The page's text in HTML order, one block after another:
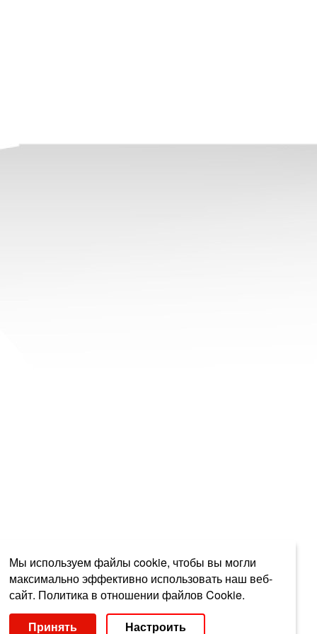
Мы используем файлы cookie, чтобы вы могли
максимально эффективно использовать наш веб-
сайт. Политика в отношении файлов Cookie.
Минимальные Аналитические/Функциональные
Принять Настроить